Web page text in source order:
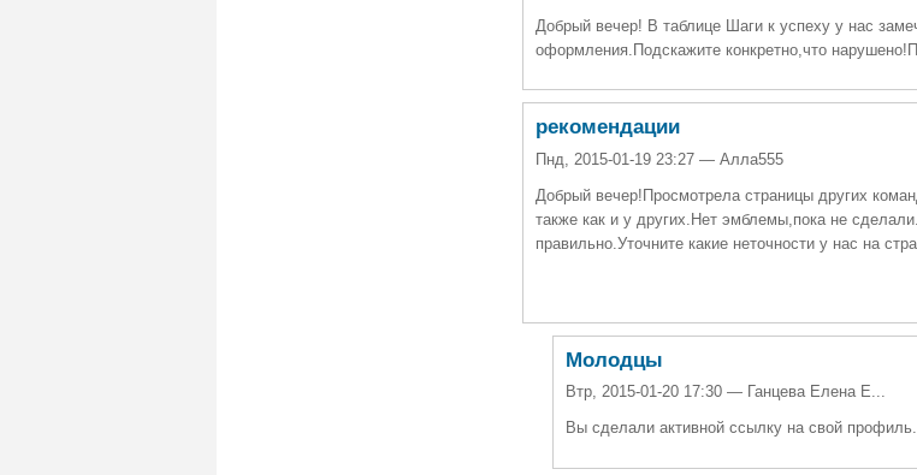
Добрый вечер! В таблице Шаги к успеху у нас
оформления.Подскажите конкретно,что
рекомендации
Пнд, 2015-01-19 23:27 — Алла555
Добрый вечер!Просмотрела страницы других
также как и у других.Нет эмблемы,пока не
правильно.Уточните какие неточности у нас на
Молодцы
Втр, 2015-01-20 17:30 — Ганцева Елена Е...
Вы сделали активной ссылку на свой профиль.